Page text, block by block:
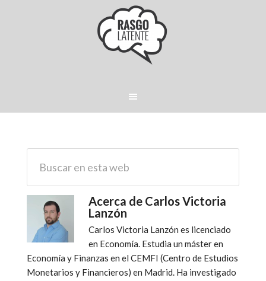
Acerca de Carlos Victoria
Lanzón
Carlos Victoria Lanzón es licenciado
en Economía. Estudia un máster en
Economía y Finanzas en el CEMFI (Centro de Estudios
Monetarios y Financieros) en Madrid. Ha investigado